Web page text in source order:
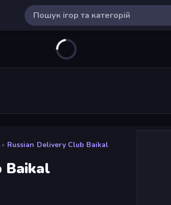
» Russian Delivery Club Baikal
Baikal